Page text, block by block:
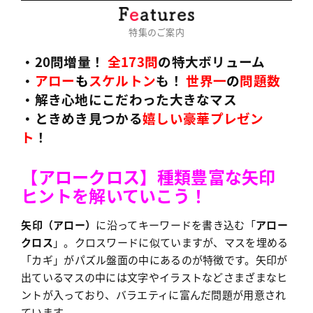
特集のご案内
・20問増量 ！ 全173問の特大ボリューム
・ アローもスケルトンも！世界一の問題数
・解き心地にこだわった大きなマス
・ときめき見つかる嬉しい豪華プレゼン
ト ！
【アロークロス】種類豊富な矢印
ヒントを解いていこう！
矢印（アロー） に沿ってキーワードを書き込む「アロー
クロス 」。クロスワードに似ていますが、マスを埋める
「カギ」がパズル盤面の中にあるのが特徴です。矢印が
出ているマスの中には文字やイラストなどさまざまなヒ
ントが入っており、バラエティに富んだ問題が用意され